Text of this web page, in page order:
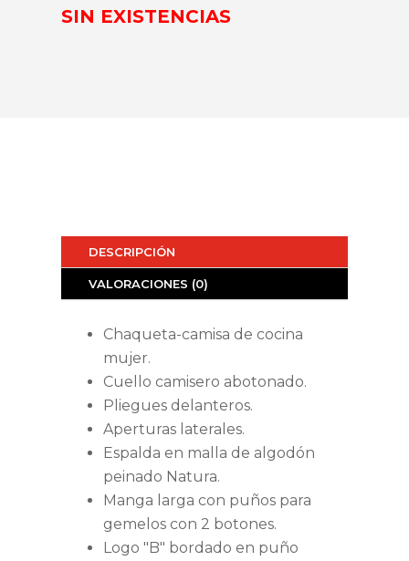
SIN EXISTENCIAS
DESCRIPCIÓN
VALORACIONES (0)
Chaqueta-camisa de cocina
mujer.
Cuello camisero abotonado.
Pliegues delanteros.
Aperturas laterales.
Espalda en malla de algodón
peinado Natura.
Manga larga con puños para
gemelos con 2 botones.
Logo "B" bordado en puño